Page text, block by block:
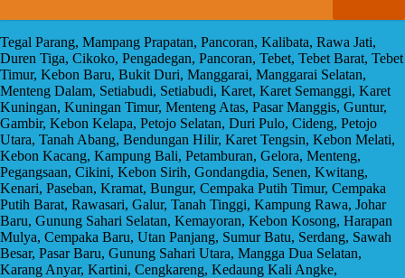
Tegal Parang, Mampang Prapatan, Pancoran, Kalibata, Rawa Jati,
Duren Tiga, Cikoko, Pengadegan, Pancoran, Tebet, Tebet Barat, Tebet
Timur, Kebon Baru, Bukit Duri, Manggarai, Manggarai Selatan,
Menteng Dalam, Setiabudi, Setiabudi, Karet, Karet Semanggi, Karet
Kuningan, Kuningan Timur, Menteng Atas, Pasar Manggis, Guntur,
Gambir, Kebon Kelapa, Petojo Selatan, Duri Pulo, Cideng, Petojo
Utara, Tanah Abang, Bendungan Hilir, Karet Tengsin, Kebon Melati,
Kebon Kacang, Kampung Bali, Petamburan, Gelora, Menteng,
Pegangsaan, Cikini, Kebon Sirih, Gondangdia, Senen, Kwitang,
Kenari, Paseban, Kramat, Bungur, Cempaka Putih Timur, Cempaka
Putih Barat, Rawasari, Galur, Tanah Tinggi, Kampung Rawa, Johar
Baru, Gunung Sahari Selatan, Kemayoran, Kebon Kosong, Harapan
Mulya, Cempaka Baru, Utan Panjang, Sumur Batu, Serdang, Sawah
Besar, Pasar Baru, Gunung Sahari Utara, Mangga Dua Selatan,
Karang Anyar, Kartini, Cengkareng, Kedaung Kali Angke,